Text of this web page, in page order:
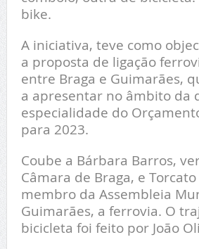
bike.
A iniciativa, teve como
a proposta de ligação
entre Braga e Guimarães,
a apresentar no âmbito da
especialidade do
para 2023.
Coube a Bárbara Barros,
Câmara de Braga, e
membro da Assembleia
Guimarães, a ferrovia. O
bicicleta foi feito por João